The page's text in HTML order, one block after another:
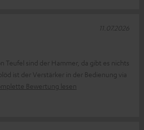
Teufel sind der Hammer, da gibt es nichts
ist der Verstärker in der Bedienung via
Bewertung lesen
11.07.2026